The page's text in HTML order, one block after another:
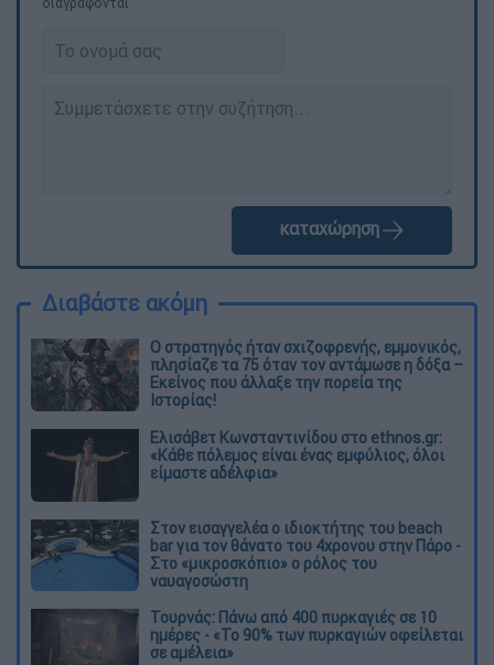
καταχώρηση
Διαβάστε ακόμη
O στρατηγός ήταν σχιζοφρενής, εμμονικός,
πλησίαζε τα 75 όταν τον αντάμωσε η δόξα –
Εκείνος που άλλαξε την πορεία της
Ιστορίας!
Ελισάβετ Κωνσταντινίδου στο ethnos.gr:
«Κάθε πόλεμος είναι ένας εμφύλιος, όλοι
είμαστε αδέλφια»
Στον εισαγγελέα ο ιδιοκτήτης του beach
bar για τον θάνατο του 4χρονου στην Πάρο -
Στο «μικροσκόπιο» ο ρόλος του
ναυαγοσώστη
Τουρνάς: Πάνω από 400 πυρκαγιές σε 10
ημέρες - «Το 90% των πυρκαγιών οφείλεται
σε αμέλεια»